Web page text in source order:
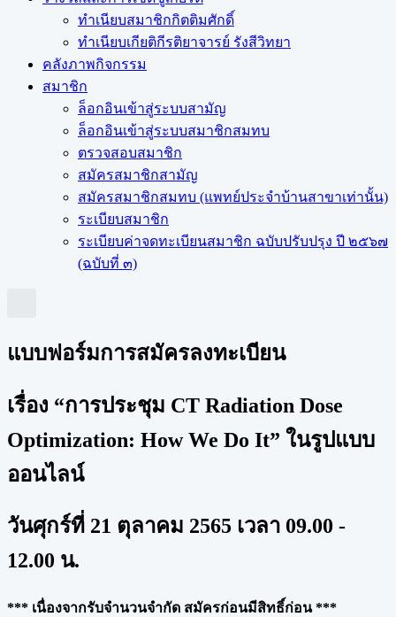
ทำเนียบสมาชิกกิตติมศักดิ์
ทำเนียบเกียติกีรติยาจารย์ รังสีวิทยา
คลังภาพกิจกรรม
สมาชิก
ล็อกอินเข้าสู่ระบบสามัญ
ล็อกอินเข้าสู่ระบบสมาชิกสมทบ
ตรวจสอบสมาชิก
สมัครสมาชิกสามัญ
สมัครสมาชิกสมทบ (แพทย์ประจำบ้านสาขาเท่านั้น)
ระเบียบสมาชิก
ระเบียบค่าจดทะเบียนสมาชิก ฉบับปรับปรุง ปี ๒๕๖๗
(ฉบับที่ ๓)
แบบฟอร์มการสมัครลงทะเบียน
เรื่อง “การประชุม CT Radiation Dose
Optimization: How We Do It” ในรูปแบบ
ออนไลน์
วันศุกร์ที่ 21 ตุลาคม 2565 เวลา 09.00 -
12.00 น.
*** เนื่องจากรับจำนวนจำกัด สมัครก่อนมีสิทธิ์ก่อน ***